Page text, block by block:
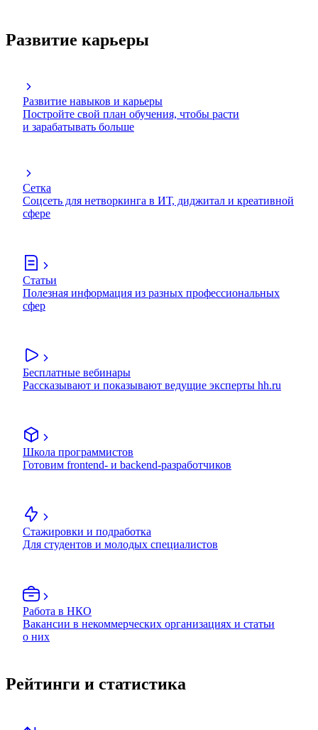
Развитие карьеры
Развитие навыков и карьеры
Постройте свой план обучения, чтобы расти
и зарабатывать больше
Сетка
Соцсеть для нетворкинга в ИТ, диджитал и креативной
сфере
Статьи
Полезная информация из разных профессиональных
сфер
Бесплатные вебинары
Рассказывают и показывают ведущие эксперты hh.ru
Школа программистов
Готовим frontend- и backend-разработчиков
Стажировки и подработка
Для студентов и молодых специалистов
Работа в НКО
Вакансии в некоммерческих организациях и статьи
о них
Рейтинги и статистика